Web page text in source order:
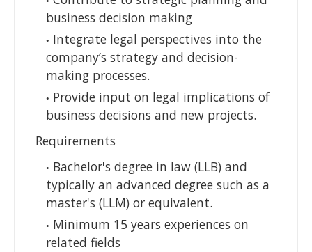
business decision making
Integrate legal perspectives into the
company’s strategy and decision-
making processes.
Provide input on legal implications of
business decisions and new projects.
Requirements
Bachelor's degree in law (LLB) and
typically an advanced degree such as a
master's (LLM) or equivalent.
Minimum 15 years experiences on
related fields